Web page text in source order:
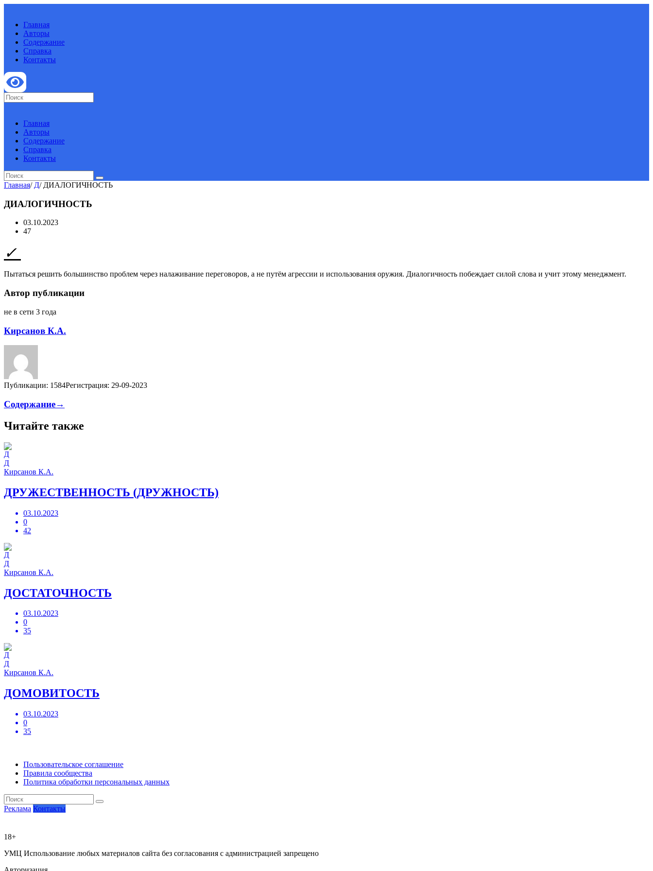
Главная
Авторы
Содержание
Справка
Контакты
Главная
Авторы
Содержание
Справка
Контакты
Главная/ Д/ ДИАЛОГИЧНОСТЬ
ДИАЛОГИЧНОСТЬ
03.10.2023
47
Пытаться решить большинство проблем через налаживание переговоров, а не путём агрессии и использования оружия. Диалогичность побеждает силой слова и учит этому менеджмент.
Автор публикации
не в сети 3 года
Кирсанов К.А.
Публикации: 1584Регистрация: 29-09-2023
Содержание→
Читайте также
Д
Кирсанов К.А.
ДРУЖЕСТВЕННОСТЬ (ДРУЖНОСТЬ)
03.10.2023
0
42
Д
Кирсанов К.А.
ДОСТАТОЧНОСТЬ
03.10.2023
0
35
Д
Кирсанов К.А.
ДОМОВИТОСТЬ
03.10.2023
0
35
Пользовательское соглашение
Правила сообщества
Политика обработки персональных данных
Реклама Контакты
18+
УМЦ Использование любых материалов сайта без согласования с администрацией запрещено